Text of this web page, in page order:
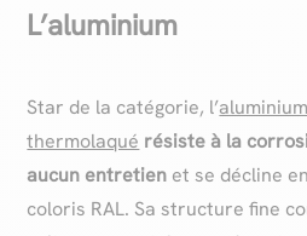
L’aluminium
Star de la catégorie, l’aluminium
thermolaqué résiste à la
aucun entretien et se décline
coloris RAL. Sa structure fine